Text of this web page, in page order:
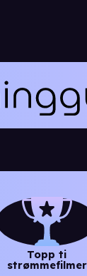
Topp ti
strømmefilmer